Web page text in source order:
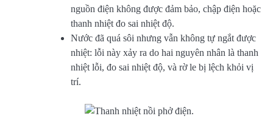
nguồn điện không được đảm bảo, chập điện hoặc
thanh nhiệt đo sai nhiệt độ.
Nước đã quá sôi nhưng vẫn không tự ngắt được
nhiệt: lỗi này xảy ra do hai nguyên nhân là thanh
nhiệt lỗi, đo sai nhiệt độ, và rờ le bị lệch khỏi vị
trí.